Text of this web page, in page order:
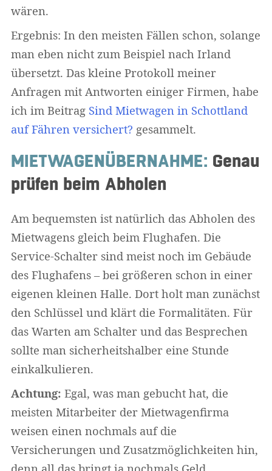
wären.
Ergebnis: In den meisten Fällen schon, solange
man eben nicht zum Beispiel nach Irland
übersetzt. Das kleine Protokoll meiner
Anfragen mit Antworten einiger Firmen, habe
ich im Beitrag Sind Mietwagen in Schottland
auf Fähren versichert? gesammelt.
MIETWAGENÜBERNAHME: Genau
prüfen beim Abholen
Am bequemsten ist natürlich das Abholen des
Mietwagens gleich beim Flughafen. Die
Service-Schalter sind meist noch im Gebäude
des Flughafens – bei größeren schon in einer
eigenen kleinen Halle. Dort holt man zunächst
den Schlüssel und klärt die Formalitäten. Für
das Warten am Schalter und das Besprechen
sollte man sicherheitshalber eine Stunde
einkalkulieren.
Achtung: Egal, was man gebucht hat, die
meisten Mitarbeiter der Mietwagenfirma
weisen einen nochmals auf die
Versicherungen und Zusatzmöglichkeiten hin,